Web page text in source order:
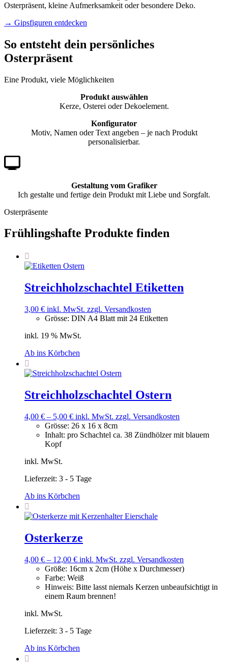
Osterpräsent, kleine Aufmerksamkeit oder besondere Deko.
→ Gipsfiguren entdecken
So entsteht dein persönliches
Osterpräsent
Eine Produkt, viele Möglichkeiten
Produkt auswählen
Kerze, Osterei oder Dekoelement.
Konfigurator
Motiv, Namen oder Text angeben – je nach Produkt
personalisierbar.
Gestaltung vom Grafiker
Ich gestalte und fertige dein Produkt mit Liebe und Sorgfalt.
Osterpräsente
Frühlingshafte Produkte finden
Streichholzschachtel Etiketten
3,00 € inkl. MwSt. zzgl. Versandkosten
Grösse: DIN A4 Blatt mit 24 Etiketten
inkl. 19 % MwSt.
Ab ins Körbchen
Streichholzschachtel Ostern
4,00 € – 5,00 € inkl. MwSt. zzgl. Versandkosten
Grösse: ‎26 x 16 x 8cm
Inhalt: pro Schachtel ca. 38 Zündhölzer mit blauem
Kopf
inkl. MwSt.
Lieferzeit: 3 - 5 Tage
Ab ins Körbchen
Osterkerze
4,00 € – 12,00 € inkl. MwSt. zzgl. Versandkosten
Größe: 16cm x 2cm (Höhe x Durchmesser)
Farbe: Weiß
Hinweis: Bitte lasst niemals Kerzen unbeaufsichtigt in
einem Raum brennen!
inkl. MwSt.
Lieferzeit: 3 - 5 Tage
Ab ins Körbchen